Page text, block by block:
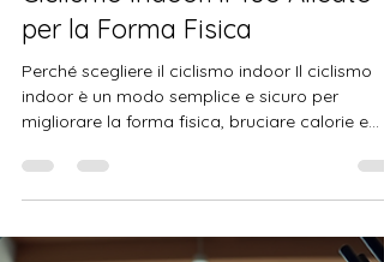
Ciclismo Indoor: Il Tuo Alleato
per la Forma Fisica
Perché scegliere il ciclismo indoor Il ciclismo
indoor è un modo semplice e sicuro per
migliorare la forma fisica, bruciare calorie e
sicurezza stradale. Puoi allenarti quando vuoi,